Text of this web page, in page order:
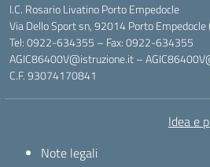
I.C. Rosario Livatino Porto Empedocle
Via Dello Sport sn, 92014 Porto Empedocle
Tel: 0922-634355 – Fax: 0922-634355
AGIC86400V@istruzione.it–
C.F. 93074170841
Idea e
Note legali